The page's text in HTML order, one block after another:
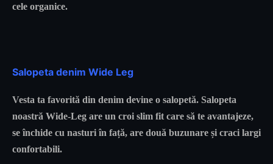
cele organice.
Salopeta denim Wide Leg
Vesta ta favorită din denim devine o salopetă. Salopeta
noastră Wide-Leg are un croi slim fit care să te avantajeze,
se închide cu nasturi în față, are două buzunare și craci largi
confortabili.